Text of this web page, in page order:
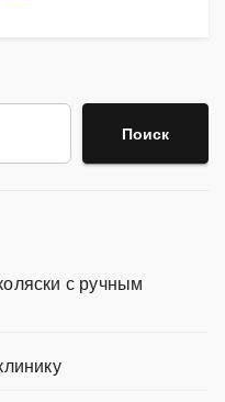
в
и Поиск
с ручным